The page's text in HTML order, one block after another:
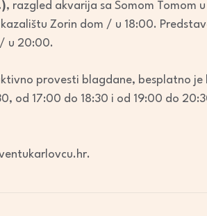
, razgled akvarija sa Somom Tomom
Zorin dom / u 18:00.
/ u 20:00.
provesti blagdane, besplatno je
od 17:00 do 18:30 i od 19:00 do